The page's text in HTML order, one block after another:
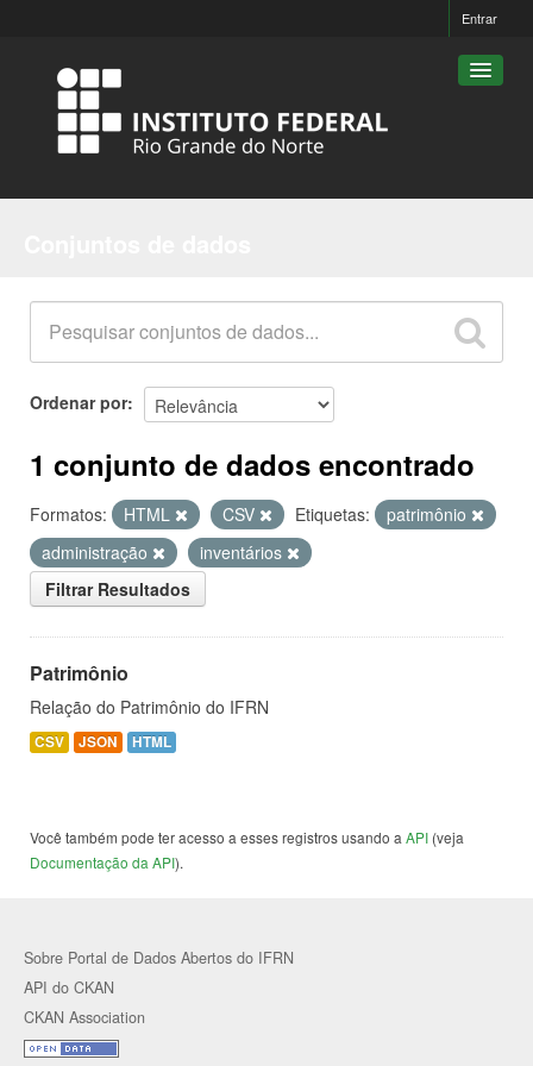
Entrar
Grupos
Sobre
Ordenar por
1 conjunto de dados encontrado
Formatos: HTML CSV Etiquetas:
patrimônio
administração
inventários
Filtrar Resultados
Patrimônio
Relação do Patrimônio do IFRN
CSV JSON HTML
Você também pode ter acesso a esses registros usando a API (veja
Documentação da API).
Sobre Portal de Dados Abertos do IFRN
API do CKAN
CKAN Association